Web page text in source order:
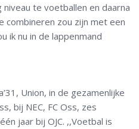
te voetballen en daarna
combineren zou zijn met een
ik nu in de lappenmand
Union, in de gezamenlijke
bij NEC, FC Oss, zes
jaar bij OJC. ,,Voetbal is